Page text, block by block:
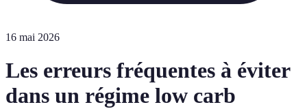
16 mai 2026
Les erreurs fréquentes à éviter
dans un régime low carb